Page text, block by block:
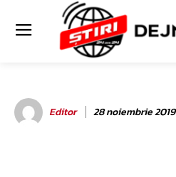
Editor 28 noiembrie 2019